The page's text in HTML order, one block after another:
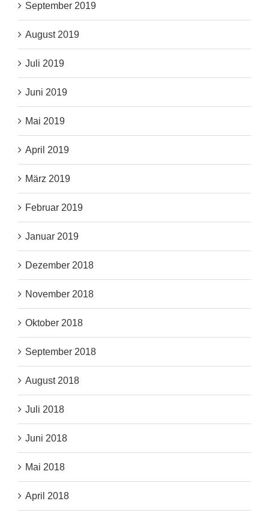
September 2019
August 2019
Juli 2019
Juni 2019
Mai 2019
April 2019
März 2019
Februar 2019
Januar 2019
Dezember 2018
November 2018
Oktober 2018
September 2018
August 2018
Juli 2018
Juni 2018
Mai 2018
April 2018